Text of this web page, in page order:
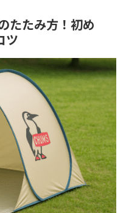
たたみ方！初め
ツ